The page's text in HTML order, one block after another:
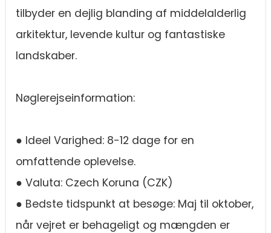
tilbyder en dejlig blanding af middelalderlig
arkitektur, levende kultur og fantastiske
landskaber.
Nøglerejseinformation:
● Ideel Varighed: 8-12 dage for en
omfattende oplevelse.
● Valuta: Czech Koruna (CZK)
● Bedste tidspunkt at besøge: Maj til oktober,
når vejret er behageligt og mængden er